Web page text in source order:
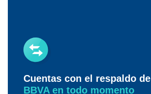
Cuentas con el respaldo de
BBVA en todo momento